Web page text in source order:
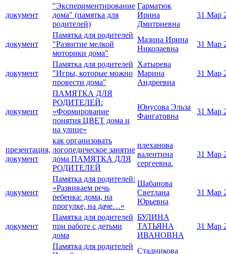
документ
"Экспериментирование
дома" (памятка для
родителей)
Гарматюк
Ирина
Дмитриевна
31 Мар
документ
Памятка для родителей
"Развитие мелкой
моторики дома"
Мазина Ирина
Николаевна
31 Мар
документ
Памятка для родителей
"Игры, которые можно
провести дома"
Хатырева
Марина
Андреевна
31 Мар
документ
ПАМЯТКА ДЛЯ
РОДИТЕЛЕЙ:
«Формирование
понятия ЦВЕТ дома и
на улице»
Юнусова Эльза
Фангатовна
31 Мар
презентация,
документ
как организовать
логопедическое занятие
дома ПАМЯТКА ДЛЯ
РОДИТЕЛЕЙ
плеханова
валентина
сергеевна.
31 Мар
документ
Памятка для родителей:
«Развиваем речь
ребенка: дома, на
прогулке, на даче…»
Шабанова
Светлана
Юрьевна
31 Мар
документ
Памятка для родителей
при работе с детьми
дома
БУЛИНА
ТАТЬЯНА
ИВАНОВНА
31 Мар
Памятка для родителей
Стадникова